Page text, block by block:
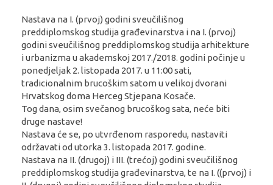
Nastava na I. (prvoj) godini sveučilišnog
preddiplomskog studija građevinarstva i na I. (prvoj)
godini sveučilišnog preddiplomskog studija arhitekture
i urbanizma u akademskoj 2017./2018. godini počinje u
ponedjeljak 2. listopada 2017. u 11:00 sati,
tradicionalnim brucoškim satom u velikoj dvorani
Hrvatskog doma Herceg Stjepana Kosače.
Tog dana, osim svečanog brucoškog sata, neće biti
druge nastave!
Nastava će se, po utvrđenom rasporedu, nastaviti
održavati od utorka 3. listopada 2017. godine.
Nastava na II. (drugoj) i III. (trećoj) godini sveučilišnog
preddiplomskog studija građevinarstva, te na I. ((prvoj) i